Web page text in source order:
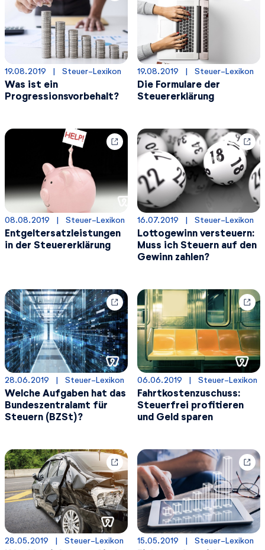
19.08.2019
  |
Steuer-Lexikon
Was ist ein
Progressionsvorbehalt?
19.08.2019
  |
Steuer-Lexikon
Die Formulare der
Steuererklärung
08.08.2019
  |
Steuer-Lexikon
Entgeltersatzleistungen
in der Steuererklärung
16.07.2019
  |
Steuer-Lexikon
Lottogewinn versteuern:
Muss ich Steuern auf den
Gewinn zahlen?
28.06.2019
  |
Steuer-Lexikon
Welche Aufgaben hat das
Bundeszentralamt für
Steuern (BZSt)?
06.06.2019
  |
Steuer-Lexikon
Fahrtkostenzuschuss:
Steuerfrei profitieren
und Geld sparen
28.05.2019
  |
Steuer-Lexikon 15.05.2019
  |
Steuer-Lexikon